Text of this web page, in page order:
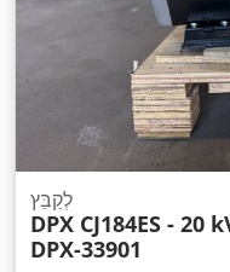
לְקַבֵּץ
DPX CJ184ES -
DPX-33901